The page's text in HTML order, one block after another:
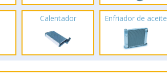
Calentador Enfriador de aceite